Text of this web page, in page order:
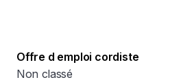
Offre d emploi cordiste
Non classé